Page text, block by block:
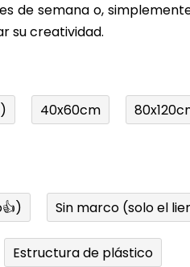
de semana o,
su creatividad.
40x60cm
Sin marco (solo el
Estructura de plástico